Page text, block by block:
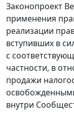
Законопроект
применения
реализации
вступивших в
с
частности, в
продажи
внутри